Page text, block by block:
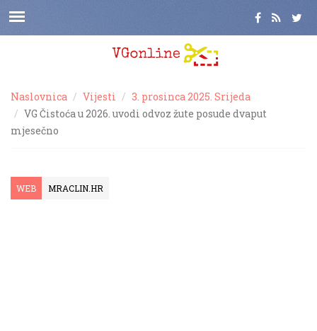
Naslovnica Vijesti
3. prosinca 2025. Srijeda
VG Čistoća u 2026. uvodi odvoz žute posude dvaput
mjesečno
WEB MRACLIN.HR